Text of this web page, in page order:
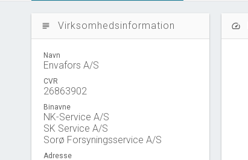
subject Virksomhedsinformation
Navn
Envafors A/S
CVR
26863902
Binavne
NK-Service A/S
SK Service A/S
Sorø Forsyningsservice A/S
Adresse
speed